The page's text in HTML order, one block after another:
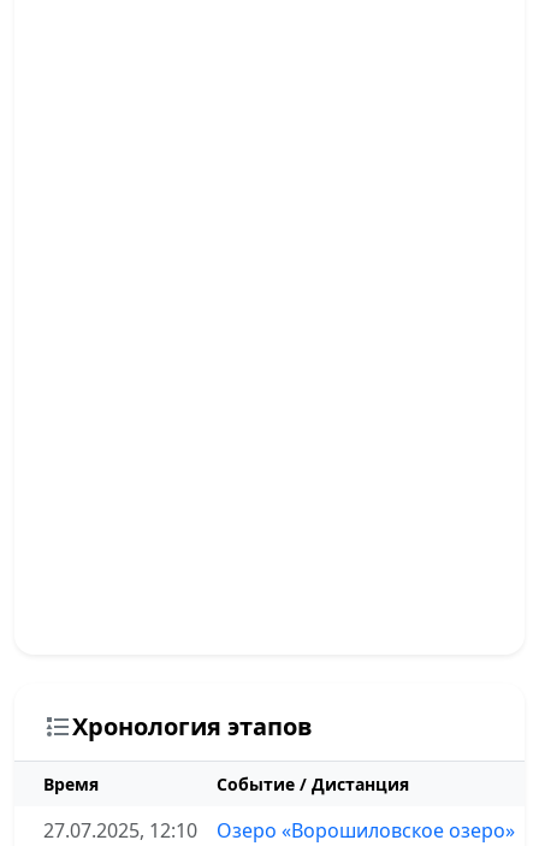
Хронология этапов
Время Событие / Дистанция
27.07.2025, 12:10
Озеро «Ворошиловское озеро»